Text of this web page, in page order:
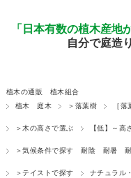
「日本有数の植木産
自分で庭造
植木の通販 植木組合
植木 庭木
＞落葉樹 ［
＞木の高さで選ぶ 【低】～高
＞気候条件で探す 耐陰 耐暑
＞テイストで探す ナチュラル